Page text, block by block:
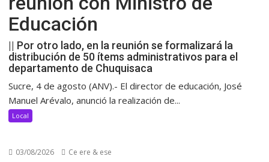
Educación
|| Por otro lado, en la reunión se formalizará la
distribución de 50 ítems administrativos para el
departamento de Chuquisaca
Sucre, 4 de agosto (ANV).- El director de educación, José
Manuel Arévalo, anunció la realización de...
Local
03/08/2026 Ce ere & ese